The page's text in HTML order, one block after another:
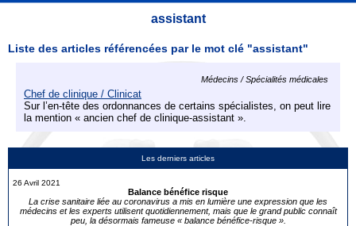
Les derniers articles
26 Avril 2021
Balance bénéfice risque
La crise sanitaire liée au coronavirus a mis en lumière une expression que les
médecins et les experts utilisent quotidiennement, mais que le grand public connaît
peu, la désormais fameuse « balance bénéfice-risque ».
assistant
Liste des articles référencées par le mot clé "assistant"
Médecins / Spécialités médicales
Chef de clinique / Clinicat
Sur l’en-tête des ordonnances de certains spécialistes, on peut lire
la mention « ancien chef de clinique-assistant ».